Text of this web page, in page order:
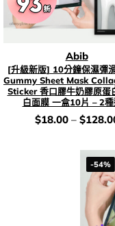
Abib
[升級新版] 10分鐘保濕彈
Gummy Sheet Mask
Sticker 香口膠牛奶膠原蛋
白面膜 一盒10片 – 2
價
錢：
$18.00– $
-54%